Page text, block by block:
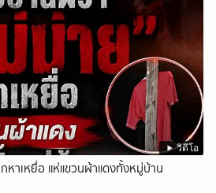
วิดีโอ
หาเหยื่อ แห่แขวนผ้าแดงทั้งหมู่บ้าน